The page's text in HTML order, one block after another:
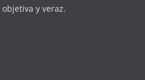
y veraz.